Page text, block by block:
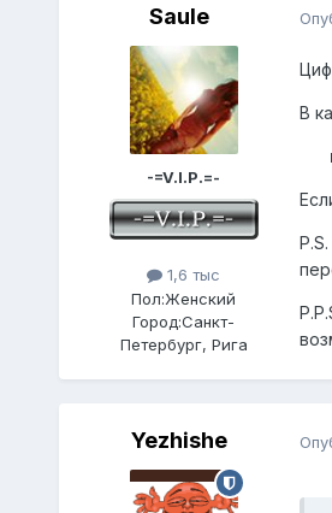
Saule
-=V.I.P.=-
1,6 тыс
Пол:Женский
Город:Санкт-
Петербург, Рига
В
Yezhishe